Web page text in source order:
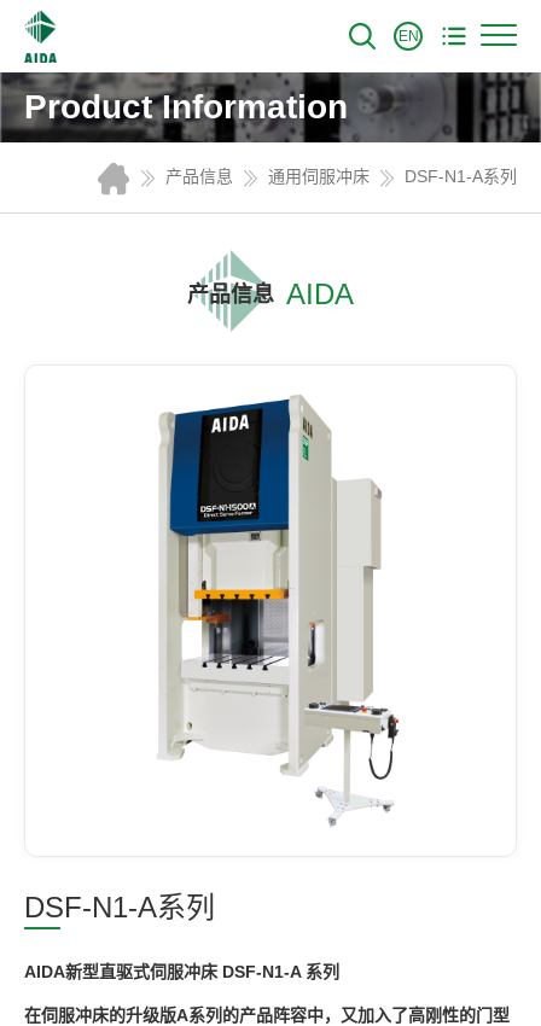
EN
Product Information
产品信息 通用伺服冲床 DSF-N1-A系列
产品信息 AIDA
DSF-N1-A系列
AIDA新型直驱式伺服冲床 DSF-N1-A 系列
在伺服冲床的升级版A系列的产品阵容中，又加入了高刚性的门型